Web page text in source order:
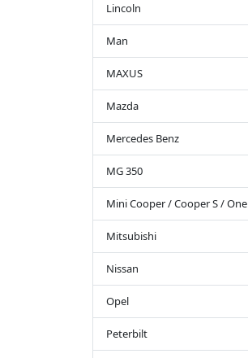
Lincoln
Man
MAXUS
Mazda
Mercedes Benz
MG 350
Mini Cooper / Cooper S / One
Mitsubishi
Nissan
Opel
Peterbilt